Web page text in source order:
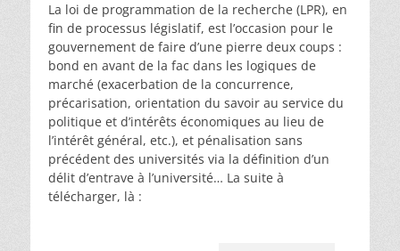
La loi de programmation de la recherche (LPR), en
fin de processus législatif, est l’occasion pour le
gouvernement de faire d’une pierre deux coups :
bond en avant de la fac dans les logiques de
marché (exacerbation de la concurrence,
précarisation, orientation du savoir au service du
politique et d’intérêts économiques au lieu de
l’intérêt général, etc.), et pénalisation sans
précédent des universités via la définition d’un
délit d’entrave à l’université… La suite à
télécharger, là :